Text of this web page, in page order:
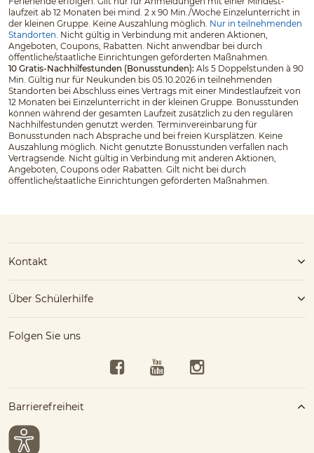
laufzeit ab 12 Monaten bei mind. 2 x 90 Min./Woche Einzelunterricht in
der kleinen Gruppe. Keine Auszahlung möglich. Nur in teilnehmenden
Standorten. Nicht gültig in Verbindung mit anderen Aktionen,
Angeboten, Coupons, Rabatten. Nicht anwendbar bei durch
öffentliche/staatliche Einrichtungen geförderten Maßnahmen.
10 Gratis-Nachhilfestunden (Bonusstunden): Als 5 Doppelstunden à 90
Min. Gültig nur für Neukunden bis 05.10.2026 in teilnehmenden
Standorten bei Abschluss eines Vertrags mit einer Mindestlaufzeit von
12 Monaten bei Einzelunterricht in der kleinen Gruppe. Bonusstunden
können während der gesamten Laufzeit zusätzlich zu den regulären
Nachhilfestunden genutzt werden. Terminvereinbarung für
Bonusstunden nach Absprache und bei freien Kursplätzen. Keine
Auszahlung möglich. Nicht genutzte Bonusstunden verfallen nach
Vertragsende. Nicht gültig in Verbindung mit anderen Aktionen,
Angeboten, Coupons oder Rabatten. Gilt nicht bei durch
öffentliche/staatliche Einrichtungen geförderten Maßnahmen.
Kontakt
Über Schülerhilfe
Folgen Sie uns
FacebookYouTubeInstagram
Barrierefreiheit